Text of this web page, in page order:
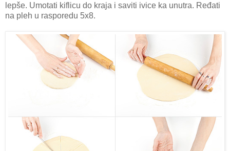
lepše. Umotati kiflicu do kraja i saviti ivice ka unutra. Ređati
na pleh u rasporedu 5x8.